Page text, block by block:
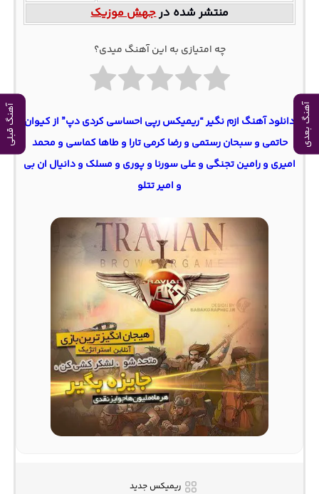
آهنگ بعدی آهنگ قبلی
منتشر شده درجهش موزیک
چه امتیازی به این آهنگ میدی؟
دانلود آهنگ ازم نگیر “ریمیکس رپی احساسی کردی دپ” از کیوان
حاتمی و سبحان رستمی و رضا کرمی تارا و طاها کماسی و محمد
امیری و رامین تجنگی و علی سورنا و پوری و مسلک و دانیال ان بی
و امیر تتلو
ریمیکس جدید